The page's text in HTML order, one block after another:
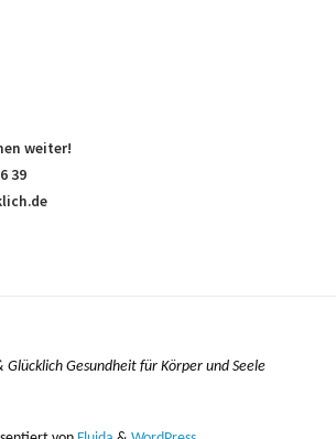
weiter!
39
Gesundheit für Körper und Seele